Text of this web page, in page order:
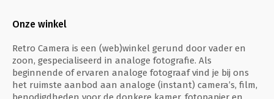
Onze winkel
Retro Camera is een (web)winkel gerund door vader en
zoon, gespecialiseerd in analoge fotografie. Als
beginnende of ervaren analoge fotograaf vind je bij ons
het ruimste aanbod aan analoge (instant) camera’s, film,